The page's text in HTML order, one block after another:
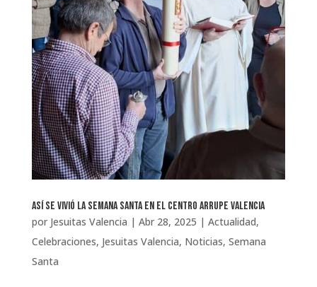
Así se vivió la Semana Santa en el Centro Arrupe Valencia
por Jesuitas Valencia | Abr 28, 2025 | Actualidad,
Celebraciones, Jesuitas Valencia, Noticias, Semana
Santa